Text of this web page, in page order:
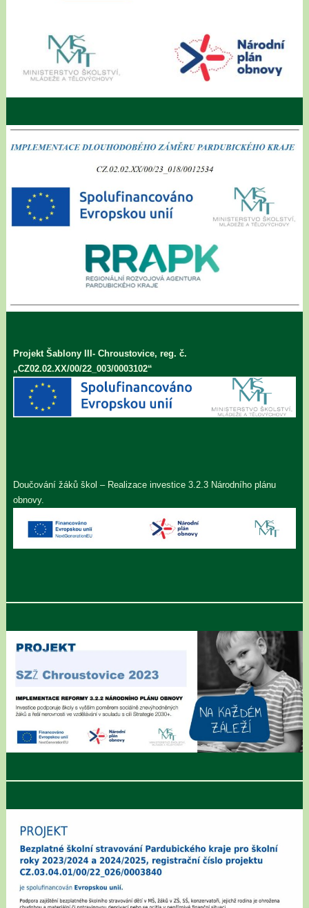
Projekt Šablony III- Chroustovice, reg. č.
„CZ02.02.XX/00/22_003/0003102“
Doučování žáků škol – Realizace investice 3.2.3 Národního plánu
obnovy.